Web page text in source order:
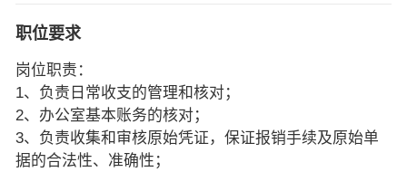
职位要求
岗位职责：
1、负责日常收支的管理和核对；
2、办公室基本账务的核对；
3、负责收集和审核原始凭证，保证报销手续及原始单
据的合法性、准确性；